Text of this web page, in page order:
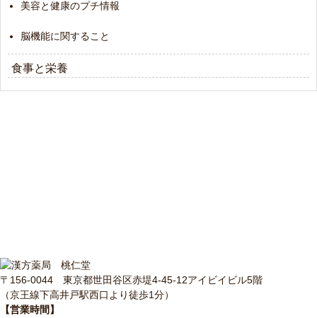
美容と健康のプチ情報
脳機能に関すること
食事と栄養
〒156-0044 東京都世田谷区赤堤4-45-12アイビイビル5階
（京王線下高井戸駅西口より徒歩1分）
【営業時間】